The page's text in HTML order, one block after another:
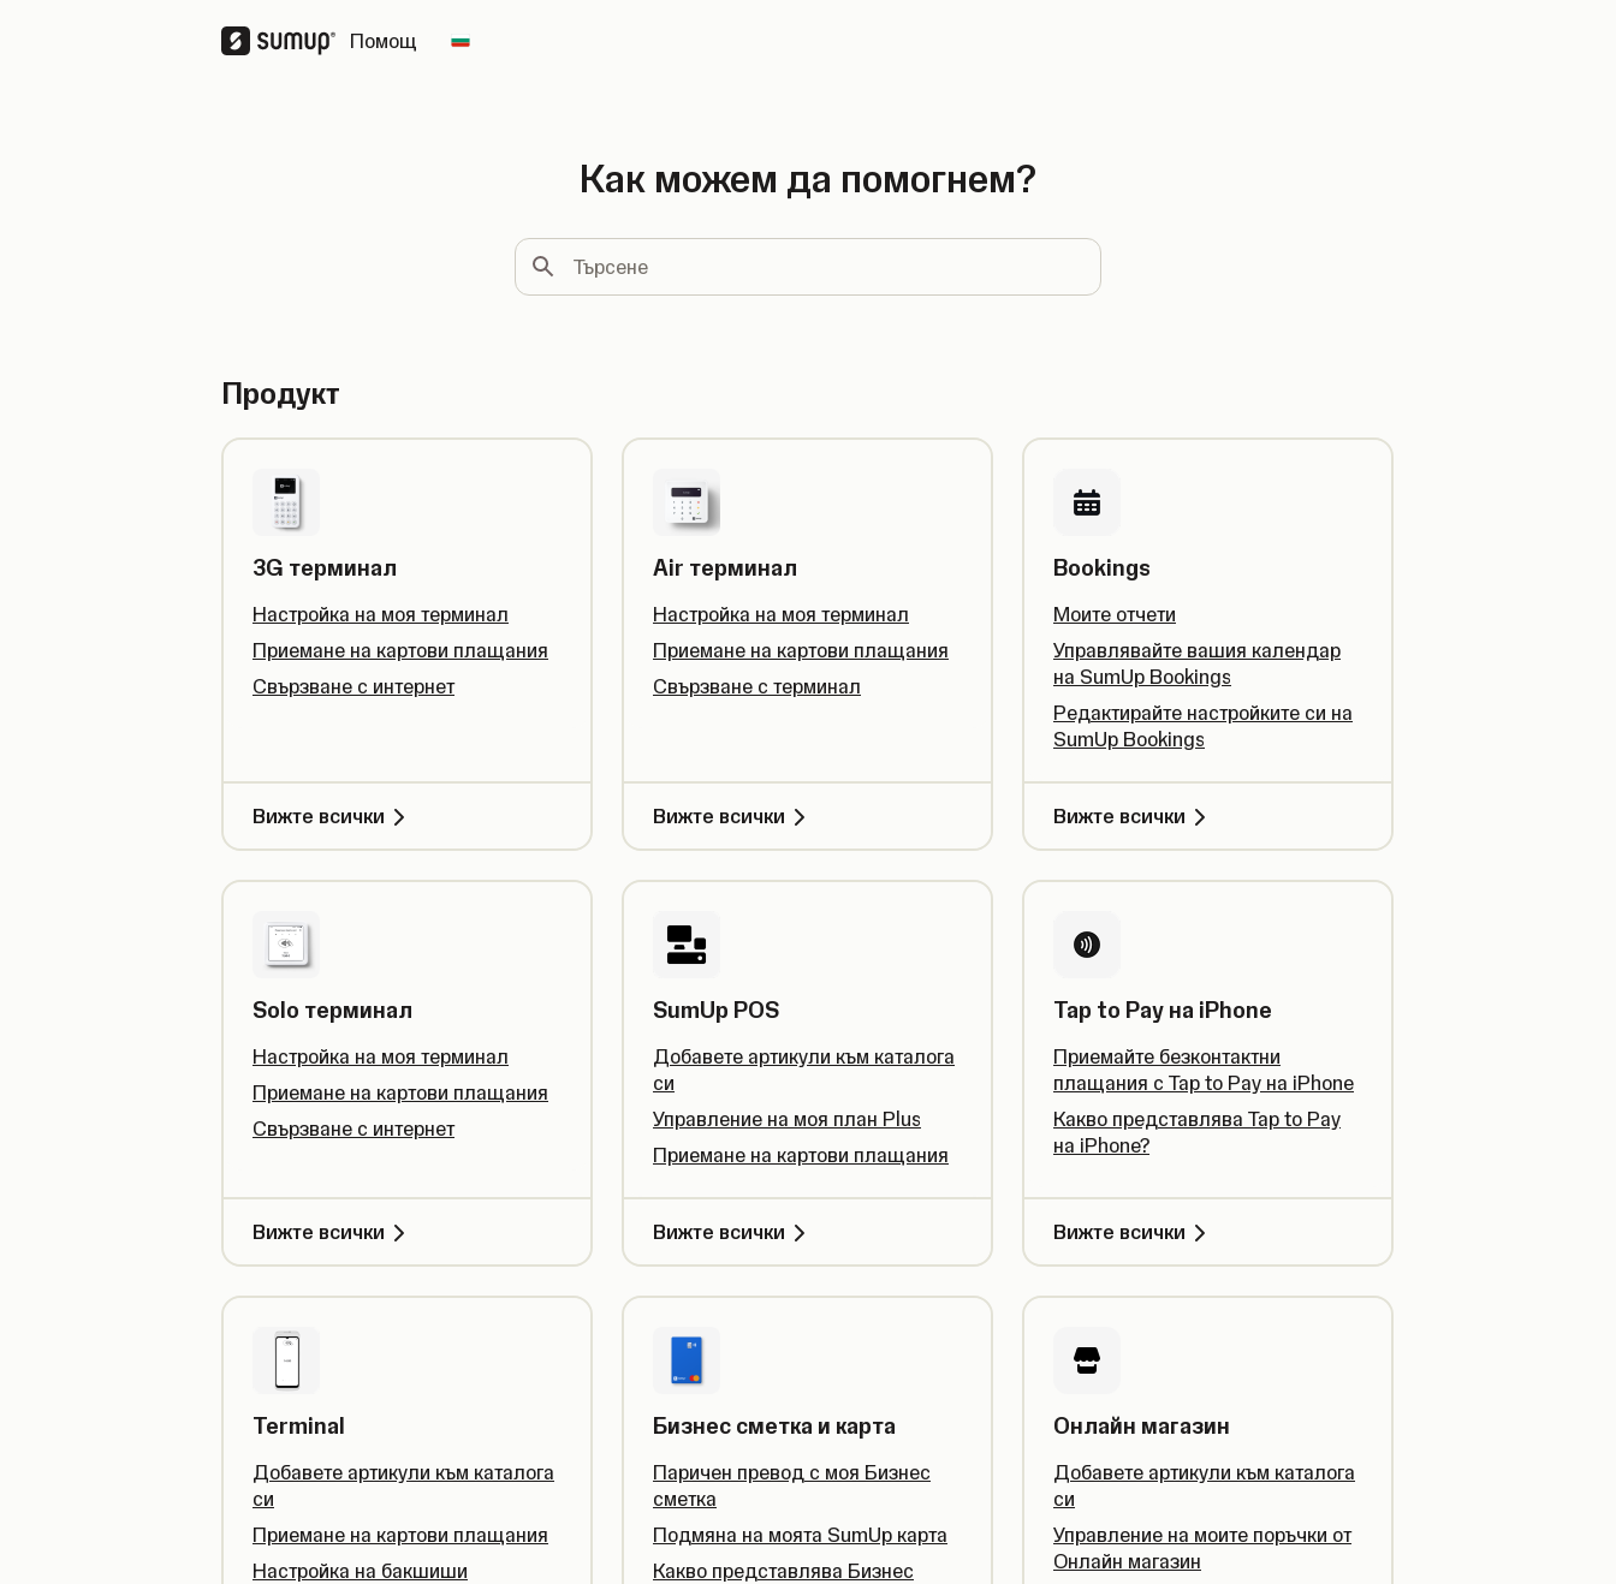
Помощ Change country
Как можем да помогнем?
Търсене
Продукт
3G терминал
Настройка на моя терминал
Приемане на картови плащания
Свързване с интернет
Вижте всички
Air терминал
Настройка на моя терминал
Приемане на картови плащания
Свързване с терминал
Вижте всички
Bookings
Моите отчети
Управлявайте вашия календар
на SumUp Bookings
Редактирайте настройките си на
SumUp Bookings
Вижте всички
Solo терминал
Настройка на моя терминал
Приемане на картови плащания
Свързване с интернет
Вижте всички
SumUp POS
Добавете артикули към каталога
си
Управление на моя план Plus
Приемане на картови плащания
Вижте всички
Tap to Pay на iPhone
Приемайте безконтактни
плащания с Tap to Pay на iPhone
Какво представлява Tap to Pay
на iPhone?
Вижте всички
Terminal
Добавете артикули към каталога
си
Приемане на картови плащания
Настройка на бакшиши
Бизнес сметка и карта
Паричен превод с моя Бизнес
сметка
Подмяна на моята SumUp карта
Какво представлява Бизнес
Онлайн магазин
Добавете артикули към каталога
си
Управление на моите поръчки от
Онлайн магазин